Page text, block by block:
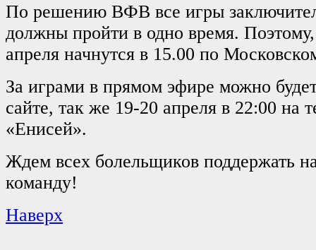
По решению ВФВ все игры
должны пройти в одно время.
апреля начнутся в 15.00 по
За играми в прямом эфире можно
сайте, так же 19-20 апреля в 22:00 на
«Енисей».
Ждем всех болельщиков поддержать
команду!
Наверх